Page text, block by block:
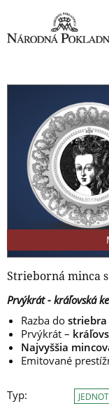
Strieborná minca
Prvýkrát - kráľovská
Razba do striebra
Prvýkrát –
Najvyššia
Emitované
Typ: